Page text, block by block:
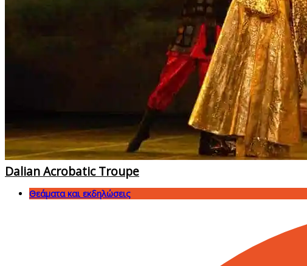
Dalian Acrobatic Troupe
Θεάματα και εκδηλώσεις